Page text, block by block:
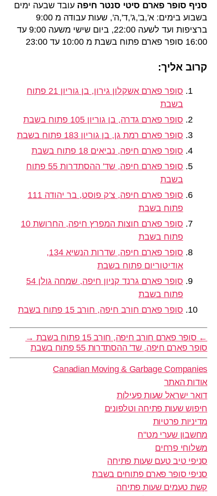
סניף סופר פארם סיטי סנטר חיפה עובד שבעה ימים
בשבוע בימים: א',ב',ג',ד',ה', שעות עבודה מ 9:00
ברציפות ועד לשעה 22:00, ביום שישי משעה 9:00 עד
16:00 סופר פארם פתוח בשבת מ 10:00 עד 23:00
קרוב אליך:
סופר פארם אשקלון גירון, בן גוריון 21 פתוח
בשבת
סופר פארם גדרה, בן גוריון 105 פתוח בשבת
סופר פארם רמת גן, בן גוריון 183 פתוח בשבת
סופר פארם חיפה, נביאים 18 פתוח בשבת
סופר פארם חיפה, שד' ההסתדרות 55 פתוח
בשבת
סופר פארם חיפה, צ'ק פוסט, בר יהודה 111
פתוח בשבת
סופר פארם חוצות המפרץ חיפה, החרושת 10
פתוח בשבת
סופר פארם חיפה, שדרות הנשיא 134,
אודיטוריום פתוח בשבת
סופר פארם גרנד קניון חיפה, שמחה גולן 54
פתוח בשבת
סופר פארם חורב חיפה, חורב 15 פתוח בשבת
← סופר פארם חורב חיפה, חורב 15 פתוח בשבת
→
סופר פארם חיפה, שד' ההסתדרות 55 פתוח בשבת
Canadian Moving & Garbage Companies
אודות האתר
דואר ישראל שעות פעילות
חיפוש שעות פתיחה וטלפונים
מדיניות פרטיות
מחשבון שערי מט"ח
משלוחי פרחים
סניפי טיב טעם שעות פתיחה
סניפי סופר פארם פתוחים בשבת
קשת טעמים שעות פתיחה